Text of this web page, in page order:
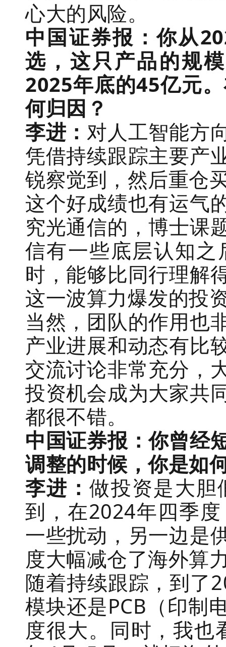
心大的风险。
中国证券报：你从
选，这只产品的规
2025年底的45亿元
何归因？
李进：对人工智能方
凭借持续跟踪主要产
锐察觉到，然后重仓
这个好成绩也有运气
究光通信的，博士课
信有一些底层认知
时，能够比同行理解
这一波算力爆发的投
当然，团队的作用也
产业进展和动态有比
交流讨论非常充分，
投资机会成为大家共
都很不错。
中国证券报：你曾经
调整的时候，你是如
李进：做投资是大胆
到，在2024年四季
一些扰动，另一边是
度大幅减仓了海外算
随着持续跟踪，到了
模块还是PCB（印制
度很大。同时，我